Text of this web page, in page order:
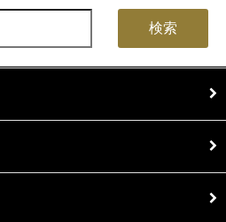
検索